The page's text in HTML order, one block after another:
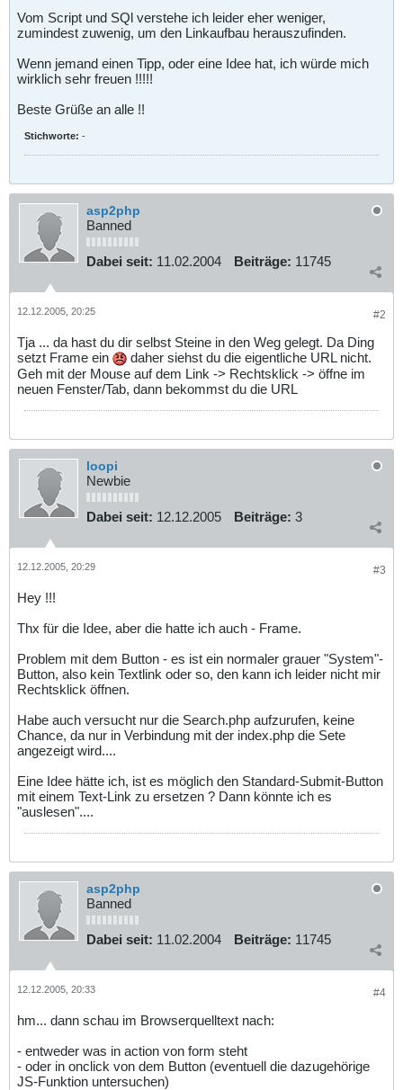
Vom Script und SQl verstehe ich leider eher weniger,
zumindest zuwenig, um den Linkaufbau herauszufinden.
Wenn jemand einen Tipp, oder eine Idee hat, ich würde mich
wirklich sehr freuen !!!!!
Beste Grüße an alle !!
Stichworte: -
asp2php
Banned
Dabei seit: 11.02.2004 Beiträge: 11745
#2
12.12.2005, 20:25
Tja ... da hast du dir selbst Steine in den Weg gelegt. Da Ding
setzt Frame ein
daher siehst du die eigentliche URL nicht.
Geh mit der Mouse auf dem Link -> Rechtsklick -> öffne im
neuen Fenster/Tab, dann bekommst du die URL
loopi
Newbie
Dabei seit: 12.12.2005 Beiträge: 3
#3
12.12.2005, 20:29
Hey !!!
Thx für die Idee, aber die hatte ich auch - Frame.
Problem mit dem Button - es ist ein normaler grauer "System"-
Button, also kein Textlink oder so, den kann ich leider nicht mir
Rechtsklick öffnen.
Habe auch versucht nur die Search.php aufzurufen, keine
Chance, da nur in Verbindung mit der index.php die Sete
angezeigt wird....
Eine Idee hätte ich, ist es möglich den Standard-Submit-Button
mit einem Text-Link zu ersetzen ? Dann könnte ich es
"auslesen"....
asp2php
Banned
Dabei seit: 11.02.2004 Beiträge: 11745
#4
12.12.2005, 20:33
hm... dann schau im Browserquelltext nach:
- entweder was in action von form steht
- oder in onclick von dem Button (eventuell die dazugehörige
JS-Funktion untersuchen)